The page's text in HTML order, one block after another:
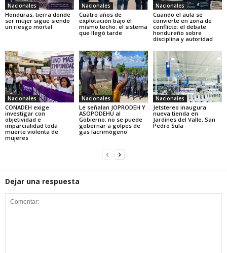
Nacionales
Honduras, tierra donde
ser mujer sigue siendo
un riesgo mortal
Nacionales
Cuatro años de
explotación bajo el
mismo techo: el sistema
que llegó tarde
Nacionales
Cuando el aula se
convierte en zona de
conflicto: el debate
hondureño sobre
disciplina y autoridad
Nacionales
CONADEH exige
investigar con
objetividad e
imparcialidad toda
muerte violenta de
mujeres
Nacionales
Le señalan JOPRODEH Y
ASOPODEHU al
Gobierno: no se puede
gobernar a golpes de
gas lacrimógeno
Nacionales
Jetstereo inaugura
nueva tienda en
Jardines del Valle, San
Pedro Sula
Dejar una respuesta